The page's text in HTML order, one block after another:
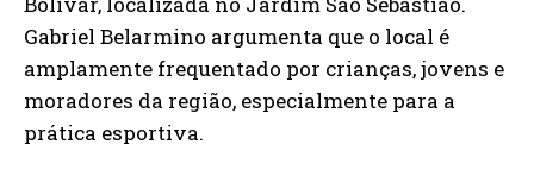
Gabriel Belarmino argumenta que o local é
amplamente frequentado por crianças, jovens e
moradores da região, especialmente para a
prática esportiva.